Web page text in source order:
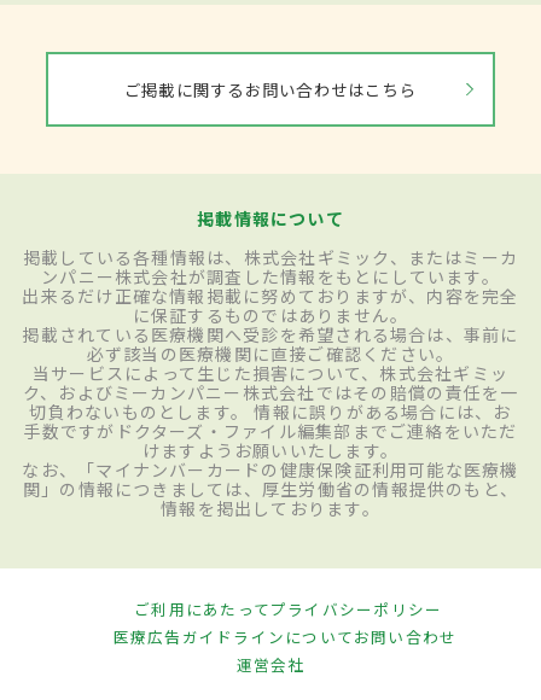
ご掲載に関するお問い合わせはこちら
掲載情報について
掲載している各種情報は、株式会社ギミック、またはミーカ
ンパニー株式会社が調査した情報をもとにしています。
出来るだけ正確な情報掲載に努めておりますが、内容を完全
に保証するものではありません。
掲載されている医療機関へ受診を希望される場合は、事前に
必ず該当の医療機関に直接ご確認ください。
当サービスによって生じた損害について、株式会社ギミッ
ク、およびミーカンパニー株式会社ではその賠償の責任を一
切負わないものとします。 情報に誤りがある場合には、お
手数ですがドクターズ・ファイル編集部までご連絡をいただ
けますようお願いいたします。
なお、「マイナンバーカードの健康保険証利用可能な医療機
関」の情報につきましては、厚生労働省の情報提供のもと、
情報を掲出しております。
ご利用にあたってプライバシーポリシー
医療広告ガイドラインについてお問い合わせ
運営会社